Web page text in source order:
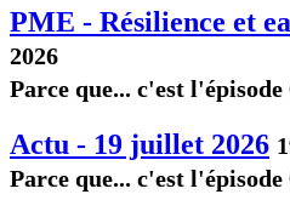
PME - Résilience et
2026
Parce que... c'est l'épisode
Actu - 19 juillet 2026
Parce que... c'est l'épisode